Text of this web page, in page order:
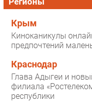
Крым
Киноканикулы
предпочтений
Краснодар
Глава Адыгеи и
филиала
республики